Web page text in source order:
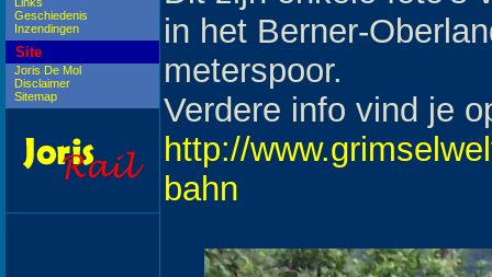
Geschiedenis
Inzendingen
Site
Joris De Mol
Disclaimer
Sitemap
in het Berner-
meterspoor.
Verdere info vind je
http://
bahn